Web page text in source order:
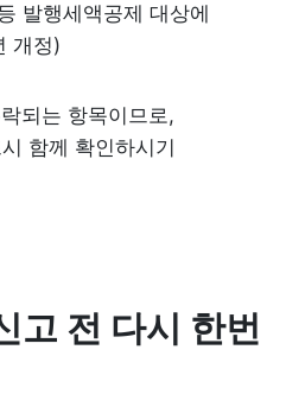
발행세액공제 대상에
개정)
되는 항목이므로,
함께 확인하시기
고 전 다시 한번